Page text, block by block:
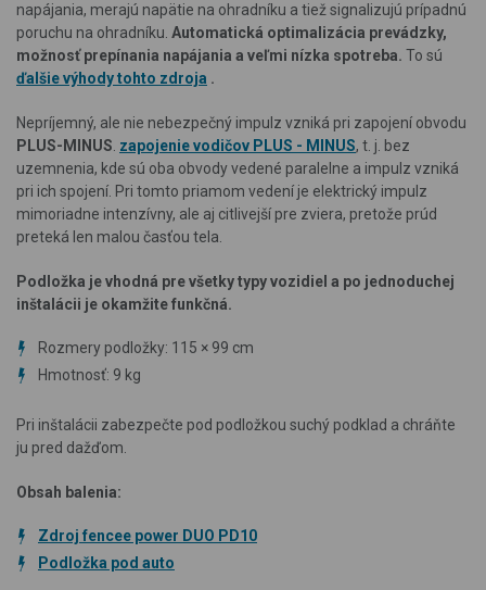
napájania, merajú napätie na ohradníku a tiež signalizujú prípadnú
poruchu na ohradníku. Automatická optimalizácia prevádzky,
možnosť prepínania napájania a veľmi nízka spotreba. To sú
ďalšie výhody tohto zdroja .
Nepríjemný, ale nie nebezpečný impulz vzniká pri zapojení obvodu
PLUS- MINUS zapojenie vodičov PLUS - MINUS, t. j. bez
uzemnenia, kde sú oba obvody vedené paralelne a impulz vzniká
pri ich spojení. Pri tomto priamom vedení je elektrický impulz
mimoriadne intenzívny, ale aj citlivejší pre zviera, pretože prúd
preteká len malou časťou tela.
Podložka je vhodná pre všetky typy vozidiel a po jednoduchej
inštalácii je okamžite funkčná.
Rozmery podložky: 115 × 99 cm
Hmotnosť: 9 kg
Pri inštalácii zabezpečte pod podložkou suchý podklad a chráňte
ju pred dažďom.
Obsah balenia:
Zdroj fencee power DUO PD10
Podložka pod auto